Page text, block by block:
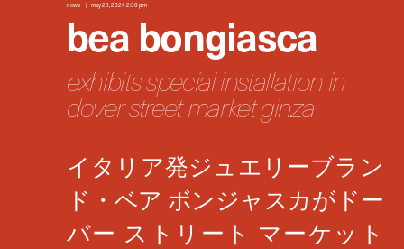
news may 29, 2024 2:30 pm
bea bongiasca
exhibits special installation in
dover street market ginza